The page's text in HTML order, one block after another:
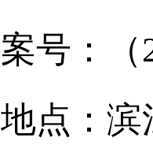
案号：（
地点：滨